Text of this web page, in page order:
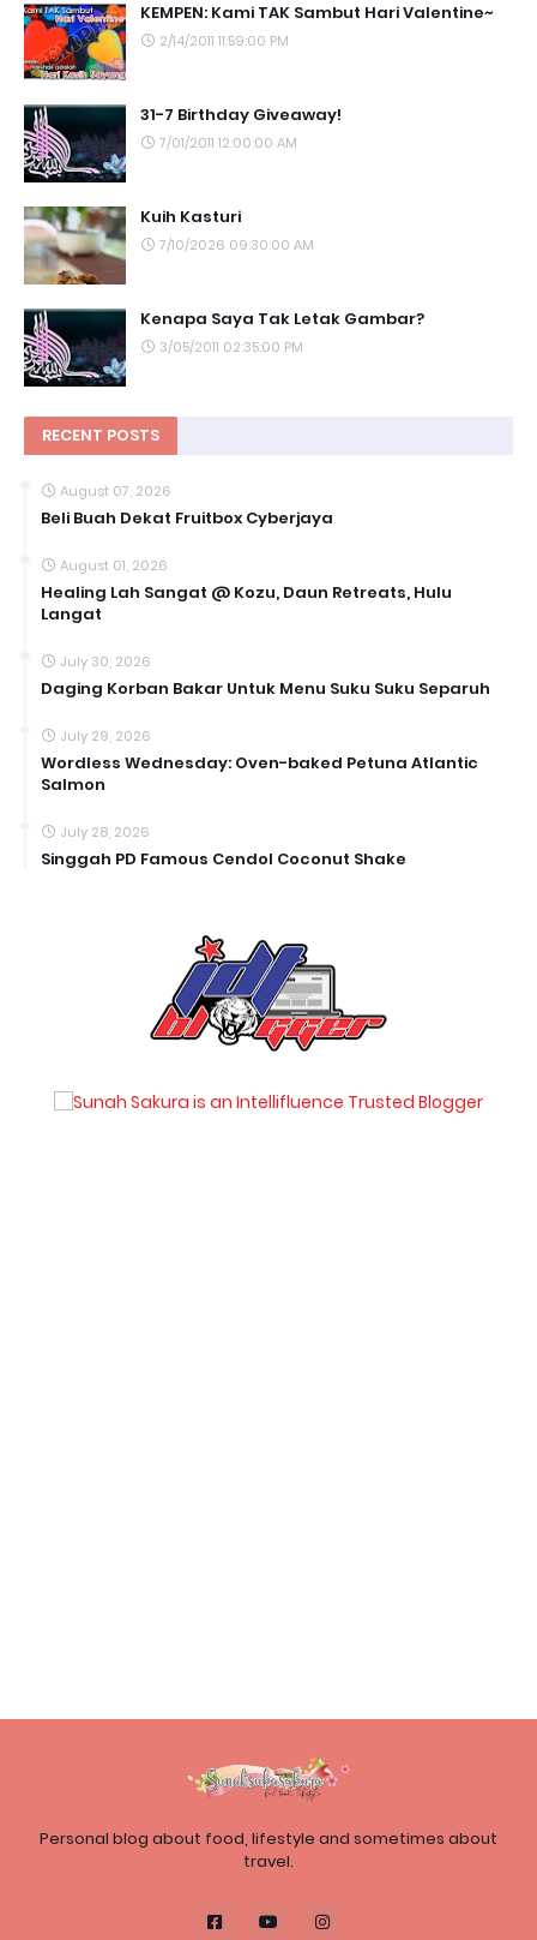
KEMPEN: Kami TAK Sambut Hari Valentine~
2/14/2011 11:59:00 PM
31-7 Birthday Giveaway!
7/01/2011 12:00:00 AM
Kuih Kasturi
7/10/2026 09:30:00 AM
Kenapa Saya Tak Letak Gambar?
3/05/2011 02:35:00 PM
RECENT POSTS
August 07, 2026
Beli Buah Dekat Fruitbox Cyberjaya
August 01, 2026
Healing Lah Sangat @ Kozu, Daun Retreats, Hulu
Langat
July 30, 2026
Daging Korban Bakar Untuk Menu Suku Suku Separuh
July 29, 2026
Wordless Wednesday: Oven-baked Petuna Atlantic
Salmon
July 28, 2026
Singgah PD Famous Cendol Coconut Shake
Personal blog about food, lifestyle and sometimes about
travel.